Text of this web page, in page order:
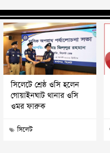
সিলেটে শ্রেষ্ঠ ওসি হলেন
গোয়াইনঘাট থানার ওসি
ওমর ফারুক
সিলেট